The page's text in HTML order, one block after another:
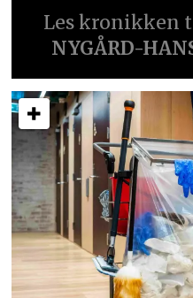
Les kronikken
NYGÅRD-